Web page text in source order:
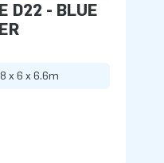
D22 - BLUE
x 6 x 6.6m